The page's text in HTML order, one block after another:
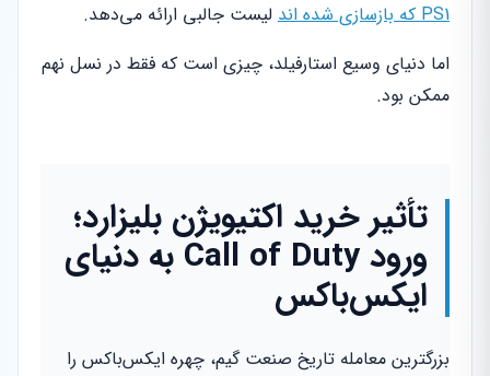
PS1 که بازسازی شده اند
لیست جالبی ارائه می‌دهد.
اما دنیای وسیع استارفیلد، چیزی است که فقط در نسل نهم
ممکن بود.
تأثیر خرید اکتیویژن بلیزارد؛
ورود Call of Duty به دنیای
ایکس‌باکس
بزرگترین معامله تاریخ صنعت گیم، چهره ایکس‌باکس را